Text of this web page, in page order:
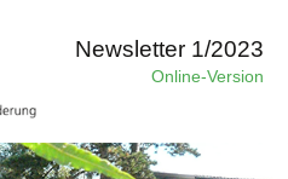
Newsletter 1/2023
Online-Version